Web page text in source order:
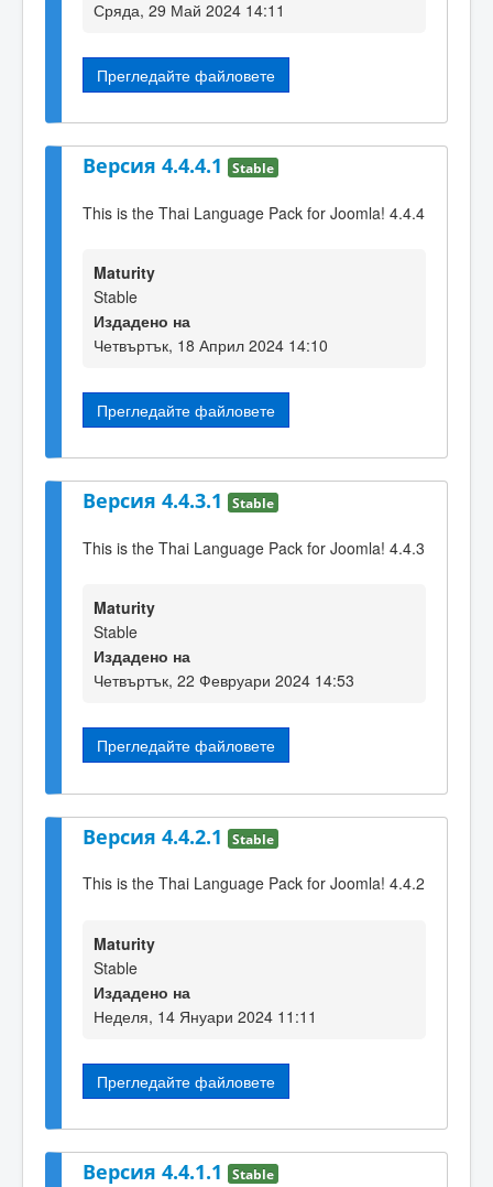
Сряда, 29 Май 2024 14:11
Прегледайте файловете
Версия 4.4.4.1 Stable
This is the Thai Language Pack for Joomla! 4.4.4
Maturity
Stable
Издадено на
Четвъртък, 18 Април 2024 14:10
Прегледайте файловете
Версия 4.4.3.1 Stable
This is the Thai Language Pack for Joomla! 4.4.3
Maturity
Stable
Издадено на
Четвъртък, 22 Февруари 2024 14:53
Прегледайте файловете
Версия 4.4.2.1 Stable
This is the Thai Language Pack for Joomla! 4.4.2
Maturity
Stable
Издадено на
Неделя, 14 Януари 2024 11:11
Прегледайте файловете
Версия 4.4.1.1 Stable